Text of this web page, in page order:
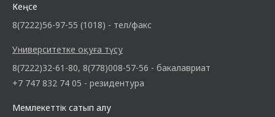
Кеңсе
8(7222)56-97-55 (1018) - тел/факс
Университетке оқуға түсу
8(7222)32-61-80, 8(778)008-57-56 - бакалавриат
+7 747 832 74 05 - резидентура
Мемлекеттік сатып алу